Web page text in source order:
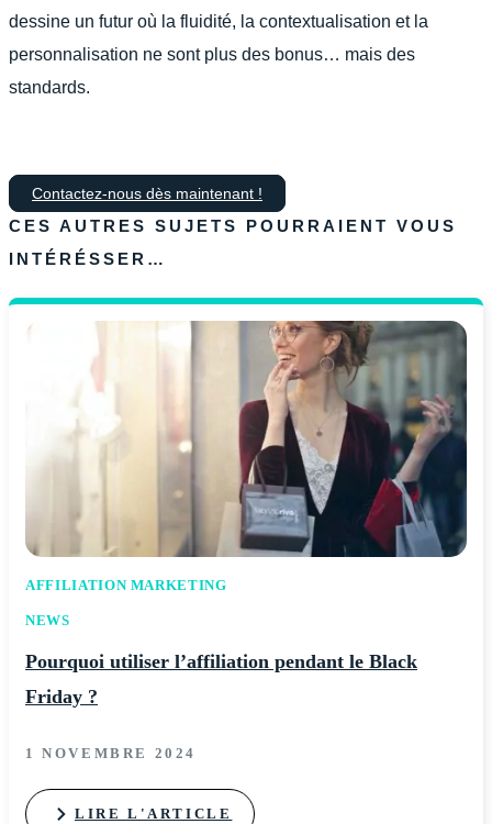
dessine un futur où la fluidité, la contextualisation et la
personnalisation ne sont plus des bonus… mais des
standards.
Contactez-nous dès maintenant !
CES AUTRES SUJETS POURRAIENT VOUS
INTÉRÉSSER…
AFFILIATION MARKETING
NEWS
Pourquoi utiliser l’affiliation pendant le Black
Friday ?
1 NOVEMBRE 2024
LIRE L'ARTICLE